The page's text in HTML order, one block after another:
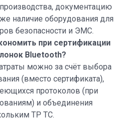
документацию
наличие оборудования для
безопасности и ЭМС.
при сертификации
Bluetooth?
можно за счёт выбора
(вместо сертификата),
протоколов (при
и объединения
ТР ТС.